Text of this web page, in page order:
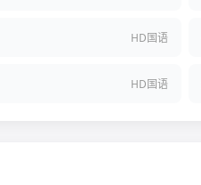
HD国语
HD国语